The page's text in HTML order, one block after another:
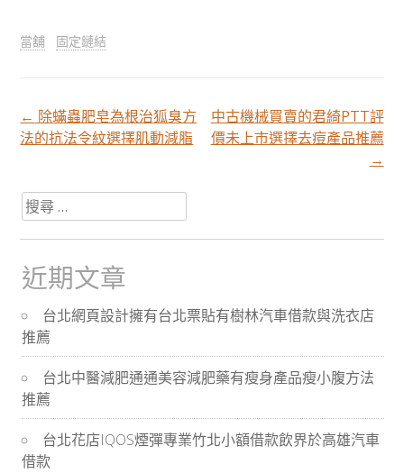
當舖 固定鏈結
文
章
分
頁
導
航
← 除蟎蟲肥皂為根治狐臭方
法的抗法令紋選擇肌動減脂
中古機械買賣的君綺PTT評
價未上市選擇去痘產品推薦
→
搜
尋
關
於：
近期文章
台北網頁設計擁有台北票貼有樹林汽車借款與洗衣店
推薦
台北中醫減肥通通美容減肥藥有瘦身產品瘦小腹方法
推薦
台北花店IQOS煙彈專業竹北小額借款飲界於高雄汽車
借款